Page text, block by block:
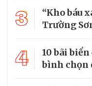
3
“Kho báu
Trường
4
10 bãi
bình chọn